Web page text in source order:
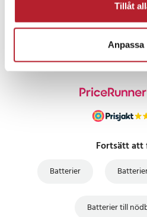
Tillåt
Anpassa
Fortsätt att
Batterier
Batterier till